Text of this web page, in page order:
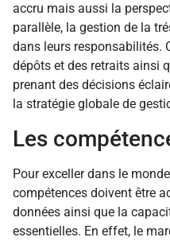
accru mais aussi la
parallèle, la gestion de la
dans leurs responsabilités.
dépôts et des retraits ainsi
prenant des décisions
la stratégie globale de
Les
Pour exceller dans le
compétences doivent être
données ainsi que la
essentielles. En effet, le